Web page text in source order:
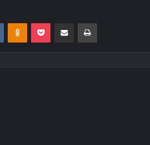
VKontakteOdnoklassniki
Pocket E-Posta ile paylaş Yazdır